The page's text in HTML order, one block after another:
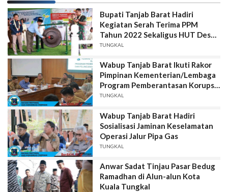
Bupati Tanjab Barat Hadiri
Kegiatan Serah Terima PPM
Tahun 2022 Sekaligus HUT Desa
Muntialo ke XI
TUNGKAL
Wabup Tanjab Barat Ikuti Rakor
Pimpinan Kementerian/Lembaga
Program Pemberantasan Korupsi
Pemerintah Daerah
TUNGKAL
Wabup Tanjab Barat Hadiri
Sosialisasi Jaminan Keselamatan
Operasi Jalur Pipa Gas
TUNGKAL
Anwar Sadat Tinjau Pasar Bedug
Ramadhan di Alun-alun Kota
Kuala Tungkal